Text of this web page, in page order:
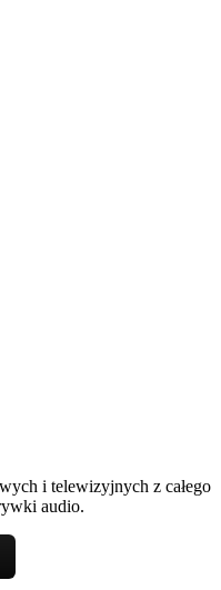
i telewizyjnych z całego
audio.